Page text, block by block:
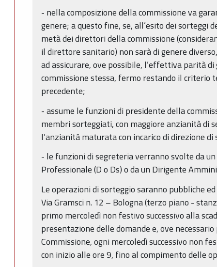
- nella composizione della commissione va
genere; a questo fine, se, all’esito dei
metà dei direttori della commissione
il direttore sanitario) non sarà di genere
ad assicurare, ove possibile, l’effettiva parità
commissione stessa, fermo restando il criterio
precedente;
- assume le funzioni di presidente della
membri sorteggiati, con maggiore anzianità di
l’anzianità maturata con incarico di direzione
- le funzioni di segreteria verranno svolte da
Professionale (D o Ds) o da un Dirigente
Le operazioni di sorteggio saranno pubbliche
Via Gramsci n. 12 – Bologna (terzo piano -
primo mercoledì non festivo successivo alla
presentazione delle domande e, ove
Commissione, ogni mercoledì successivo non
con inizio alle ore 9, fino al compimento delle